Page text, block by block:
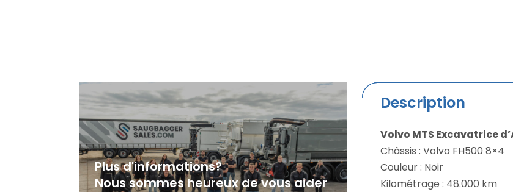
Plus d'informations?
Nous sommes heureux de vous aider
Description
Volvo MTS Excavatrice
Châssis : Volvo FH500 8×4
Couleur : Noir
Kilométrage : 48.000 km